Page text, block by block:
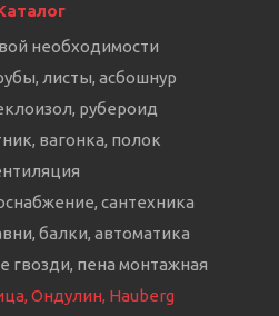
необходимости
листы, асбошнур
рубероид
вагонка, полок
сантехника
балки, автоматика
гвозди, пена монтажная
Ондулин, Hauberg